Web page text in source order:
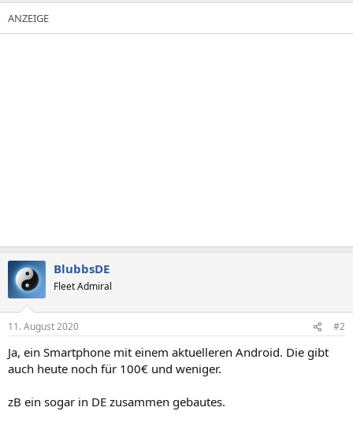
BlubbsDE
Fleet Admiral
11. August 2020 #2
Ja, ein Smartphone mit einem aktuelleren Android. Die gibt
auch heute noch für 100€ und weniger.
zB ein sogar in DE zusammen gebautes.